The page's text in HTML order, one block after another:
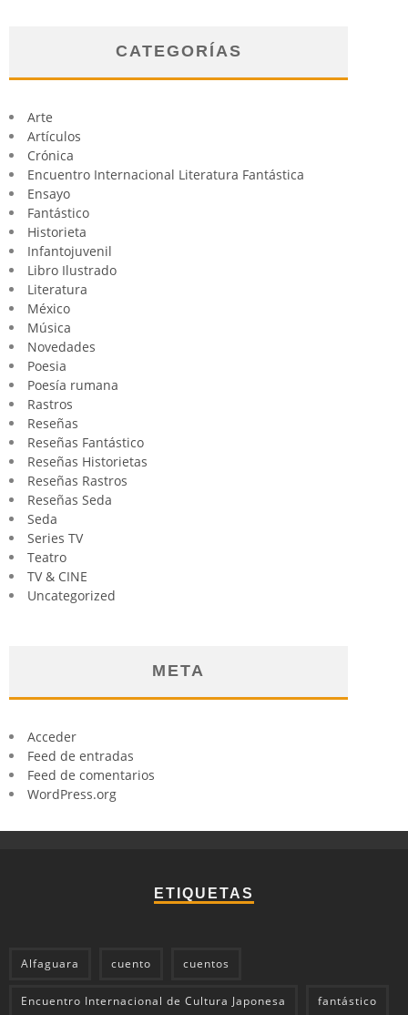
CATEGORÍAS
Arte
Artículos
Crónica
Encuentro Internacional Literatura Fantástica
Ensayo
Fantástico
Historieta
Infantojuvenil
Libro Ilustrado
Literatura
México
Música
Novedades
Poesia
Poesía rumana
Rastros
Reseñas
Reseñas Fantástico
Reseñas Historietas
Reseñas Rastros
Reseñas Seda
Seda
Series TV
Teatro
TV & CINE
Uncategorized
META
Acceder
Feed de entradas
Feed de comentarios
WordPress.org
ETIQUETAS
Alfaguara cuento cuentos
Encuentro Internacional de Cultura Japonesa fantástico